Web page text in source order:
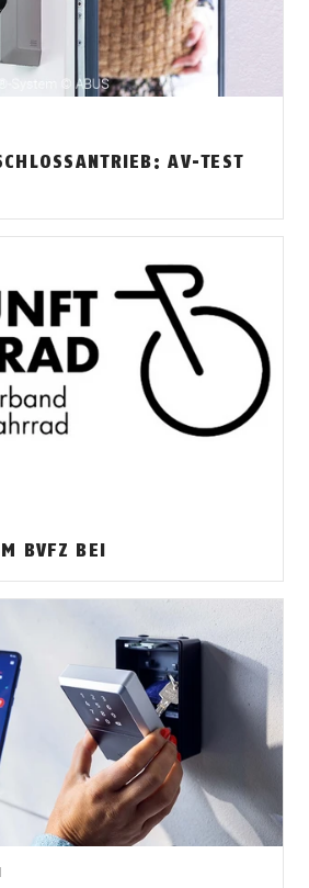
AV-TEST
BVFZ BEI